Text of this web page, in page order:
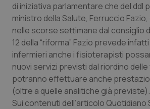
Emilia-Romagna
Friuli Venezia Giulia
Lazio
Liguria
Colesterolo & coronaropatie
Dermatite Atopica
Diabete & glucometri
Disturbi dell’umore
di iniziativa parlamentare che del ddl
ministro della Salute, Ferruccio
nelle scorse settimane dal consiglio
12 della “riforma” Fazio prevede
infermieri anche i fisioterapisti
nuovi servizi previsti dal riordino
potranno effettuare anche
(oltre a quelle analitiche già previste).
Sui contenuti dell’articolo Quotidiano